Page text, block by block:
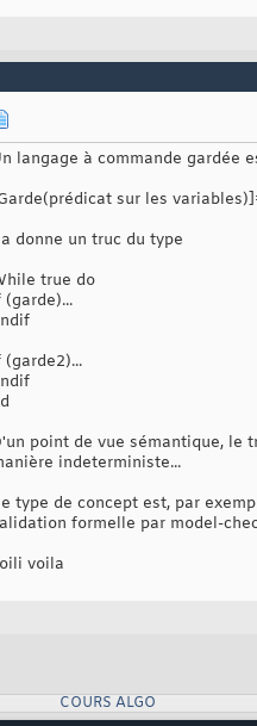
langage à commande gardée
sur les
donne un truc du type
true do
(garde)...
(garde2)...
point de vue sémantique, le
indeterministe...
type de concept est, par
formelle par model-
voila
COURS ALGO